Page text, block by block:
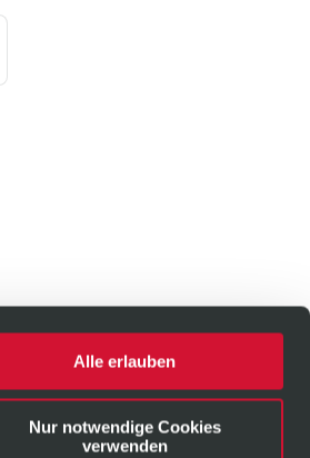
Alle erlauben
Nur notwendige Cookies
verwenden